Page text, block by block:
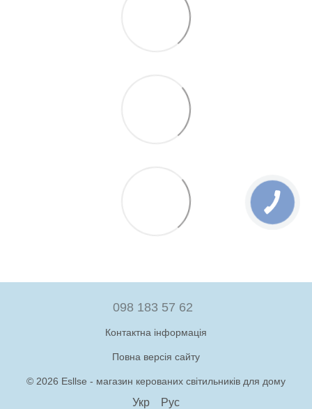
098 183 57 62
Контактна інформація
Повна версія сайту
© 2026 Esllse - магазин керованих світильників для дому
Укр Рус